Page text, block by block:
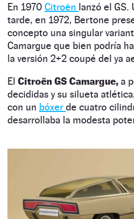
En 1970 Citroën lanzó el GS.
tarde, en 1972, Bertone
concepto una singular
Camargue que bien podría
la versión 2+2 coupé del ya
El Citroën GS Camargue, a
decididas y su silueta
con un bóxer de cuatro
desarrollaba la modesta